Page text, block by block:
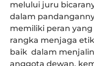
melului juru
dalam
memiliki peran
rangka menjaga
baik dalam
anggota dewan,